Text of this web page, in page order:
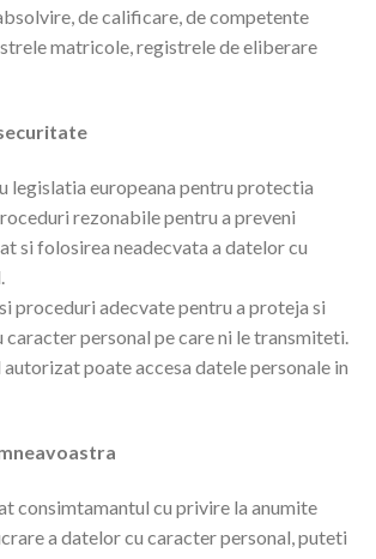
de calificare, de competente
matricole, registrele de eliberare
legislatia europeana pentru protectia
rezonabile pentru a preveni
si folosirea neadecvata a datelor cu
proceduri adecvate pentru a proteja si
caracter personal pe care ni le transmiteti.
poate accesa datele personale in
consimtamantul cu privire la anumite
a datelor cu caracter personal, puteti